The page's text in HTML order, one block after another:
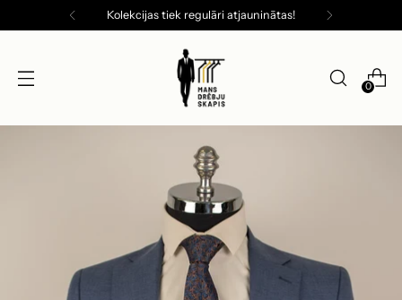
Kolekcijas tiek regulāri atjauninātas!
0